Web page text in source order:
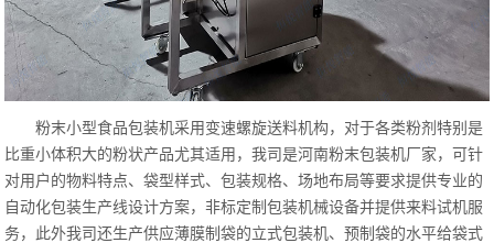
粉末小型食品包装机采用变速螺旋送料机构，对于各类粉剂特别是
比重小体积大的粉状产品尤其适用，我司是河南粉末包装机厂家，可针
对用户的物料特点、袋型样式、包装规格、场地布局等要求提供专业的
自动化包装生产线设计方案，非标定制包装机械设备并提供来料试机服
务，此外我司还生产供应薄膜制袋的立式包装机、预制袋的水平给袋式